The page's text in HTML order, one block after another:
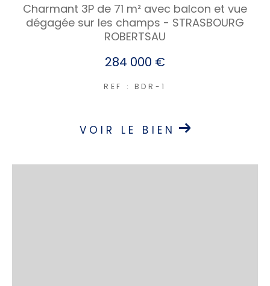
Charmant 3P de 71 m² avec balcon et vue
dégagée sur les champs - STRASBOURG
ROBERTSAU
284 000 €
REF : BDR-1
VOIR LE BIEN